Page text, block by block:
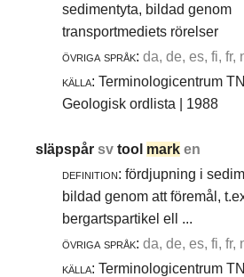
sedimentyta, bildad genom
transportmediets rörelser
övriga språk: da, de, es, fi, fr,
källa: Terminologicentrum
Geologisk ordlista | 1988
släpspårsvtool mark en
definition: fördjupning i
bildad genom att föremål,
bergartspartikel ell ...
övriga språk: da, de, es, fi, fr,
källa: Terminologicentrum